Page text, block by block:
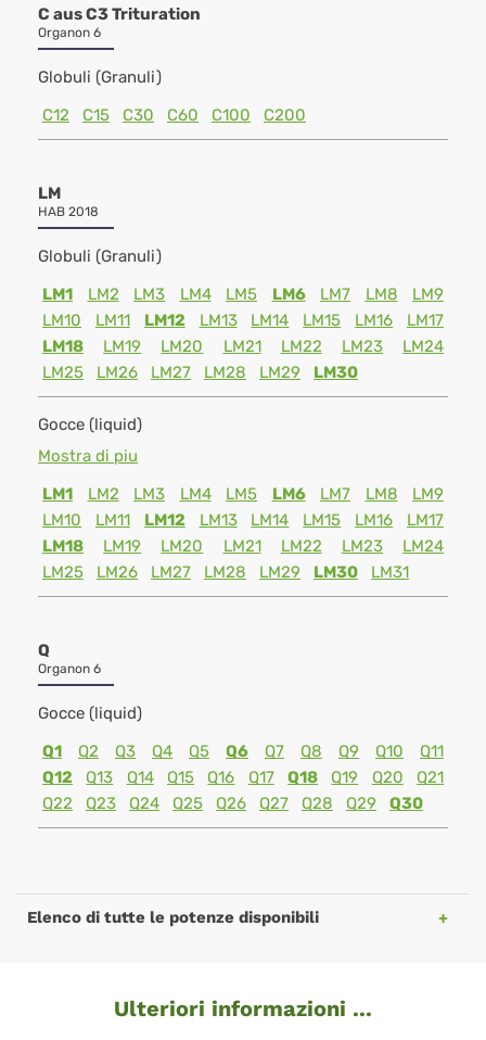
C aus C3 Trituration
Organon 6
Globuli (Granuli)
C12
C15 C30 C60 C100 C200
LM
HAB 2018
Globuli (Granuli)
LM1
LM2 LM3 LM4 LM5 LM6 LM7 LM8
LM9
LM10
LM11 LM12 LM13 LM14 LM15 LM16
LM17
LM18
LM19 LM20 LM21 LM22 LM23
LM24
LM25
LM26 LM27 LM28 LM29 LM30
Gocce (liquid)
Mostra di piu
LM1
LM2 LM3 LM4 LM5 LM6 LM7 LM8
LM9
LM10
LM11 LM12 LM13 LM14 LM15 LM16
LM17
LM18
LM19 LM20 LM21 LM22 LM23
LM24
LM25
LM26 LM27 LM28 LM29 LM30 LM31
Q
Organon 6
Gocce (liquid)
Q1
Q2 Q3 Q4 Q5 Q6 Q7 Q8 Q9 Q10
Q11
Q12
Q13 Q14 Q15 Q16 Q17 Q18 Q19 Q20
Q21
Q22
Q23 Q24 Q25 Q26 Q27 Q28 Q29 Q30
Elenco di tutte le potenze disponibili
Ulteriori informazioni ...